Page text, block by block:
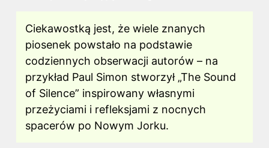
Ciekawostką jest, że wiele znanych
piosenek powstało na podstawie
codziennych obserwacji autorów – na
przykład Paul Simon stworzył „The Sound
of Silence” inspirowany własnymi
przeżyciami i refleksjami z nocnych
spacerów po Nowym Jorku.